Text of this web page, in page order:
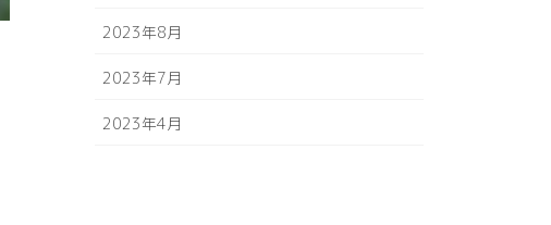
2023年8月
2023年7月
2023年4月